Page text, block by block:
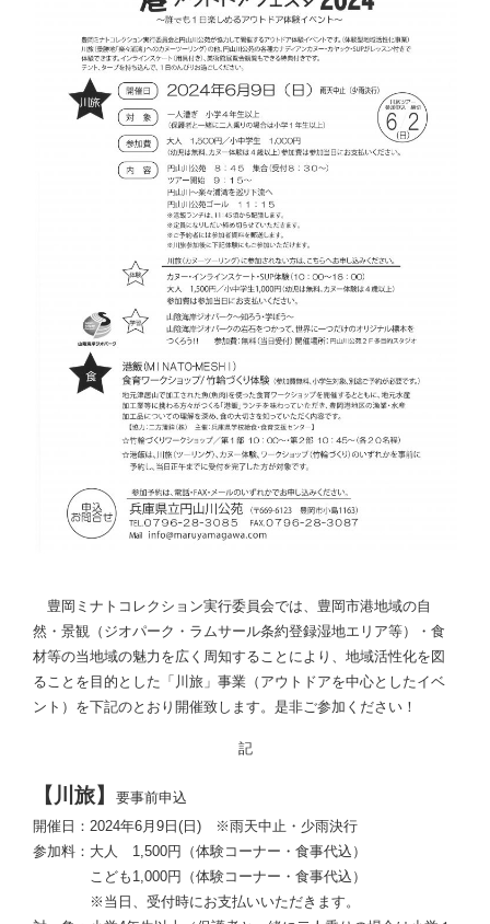
豊岡ミナトコレクション実行委員会では、豊岡市港地域の自
然・景観（ジオパーク・ラムサール条約登録湿地エリア等）・食
材等の当地域の魅力を広く周知することにより、地域活性化を図
ることを目的とした「川旅」事業（アウトドアを中心としたイベ
ント）を下記のとおり開催致します。是非ご参加ください！
記
【川旅】
要事前申込
開催日：2024年6月9日(日) ※雨天中止・少雨決行
参加料：大人 1,500円（体験コーナー・食事代込）
こども1,000円（体験コーナー・食事代込）
※当日、受付時にお支払いいただきます。